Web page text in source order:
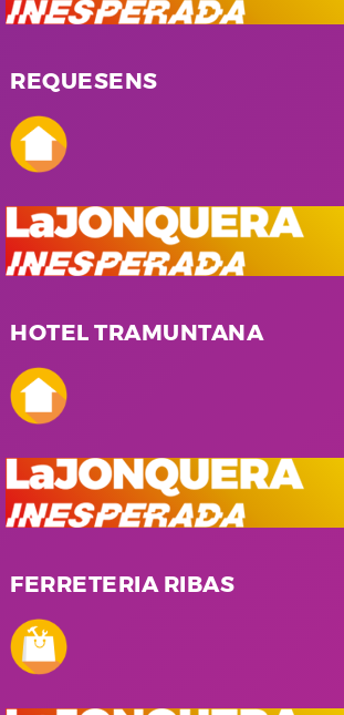
REQUESENS
HOTEL TRAMUNTANA
FERRETERIA RIBAS